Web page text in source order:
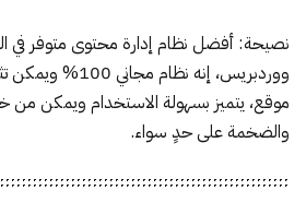
نصيحة: أفضل نظام إدارة محتوى متوفر في
ووردبريس، إنه نظام
موقع، يتميز بسهولة الاستخدام ويمكن من
والضخمة على حدٍ سواء.